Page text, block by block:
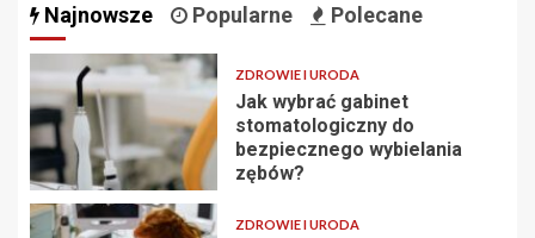
Najnowsze Popularne Polecane
ZDROWIE I URODA
Jak wybrać gabinet
stomatologiczny do
bezpiecznego wybielania
zębów?
ZDROWIE I URODA